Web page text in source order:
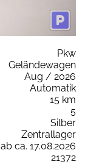
Pkw
Geländewagen
Aug / 2026
Automatik
15 km
5
Silber
Zentrallager
ab ca. 17.08.2026
21372